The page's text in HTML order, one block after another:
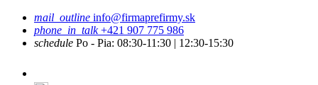
mail_outline info@firmaprefirmy.sk
phone_in_talk +421 907 775 986
schedule Po - Pia: 08:30-11:30 | 12:30-15:30